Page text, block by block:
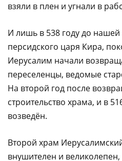
взяли в плен и угнали в
И лишь в 538 году до
персидского царя Кира,
Иерусалим начали
переселенцы, ведомые
На второй год после
строительство храма, и в
возведён.
Второй храм
внушителен и